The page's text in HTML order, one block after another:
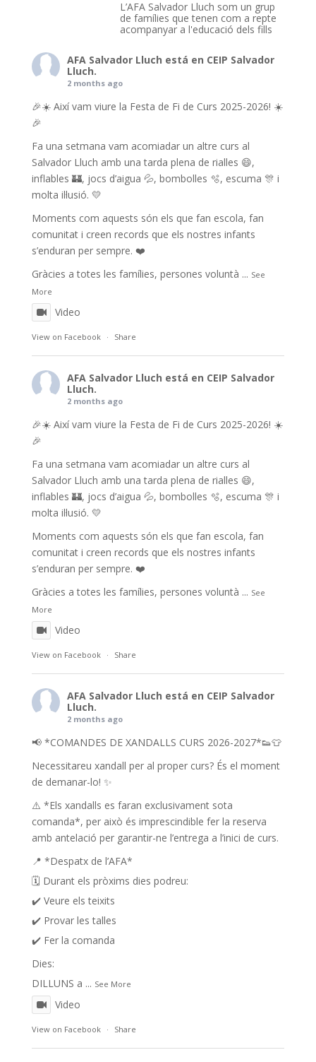
L’AFA Salvador Lluch som un grup
de famílies que tenen com a repte
acompanyar a l'educació dels fills
AFA Salvador Lluch está en CEIP Salvador
Lluch.
2 months ago
🎉☀️ Així vam viure la Festa de Fi de Curs 2025-2026! ☀️
🎉
Fa una setmana vam acomiadar un altre curs al
Salvador Lluch amb una tarda plena de rialles 😄,
inflables 🏰, jocs d’aigua 💦, bombolles 🫧, escuma 🎊 i
molta il·lusió. 💛
Moments com aquests són els que fan escola, fan
comunitat i creen records que els nostres infants
s’enduran per sempre. ❤️
Gràcies a totes les famílies, persones voluntà ... See
More
Video
View on Facebook · Share
AFA Salvador Lluch está en CEIP Salvador
Lluch.
2 months ago
🎉☀️ Així vam viure la Festa de Fi de Curs 2025-2026! ☀️
🎉
Fa una setmana vam acomiadar un altre curs al
Salvador Lluch amb una tarda plena de rialles 😄,
inflables 🏰, jocs d’aigua 💦, bombolles 🫧, escuma 🎊 i
molta il·lusió. 💛
Moments com aquests són els que fan escola, fan
comunitat i creen records que els nostres infants
s’enduran per sempre. ❤️
Gràcies a totes les famílies, persones voluntà ... See
More
Video
View on Facebook · Share
AFA Salvador Lluch está en CEIP Salvador
Lluch.
2 months ago
📢 *COMANDES DE XANDALLS CURS 2026-2027*👟👕
Necessitareu xandall per al proper curs? És el moment
de demanar-lo! ✨
⚠️ *Els xandalls es faran exclusivament sota
comanda*, per això és imprescindible fer la reserva
amb antelació per garantir-ne l’entrega a l’inici de curs.
📍 *Despatx de l’AFA*
🗓️ Durant els pròxims dies podreu:
✔️ Veure els teixits
✔️ Provar les talles
✔️ Fer la comanda
Dies:
DILLUNS a ... See More
Video
View on Facebook · Share